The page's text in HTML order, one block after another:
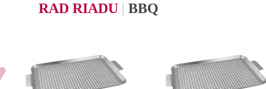
RAD RIADU | BBQ